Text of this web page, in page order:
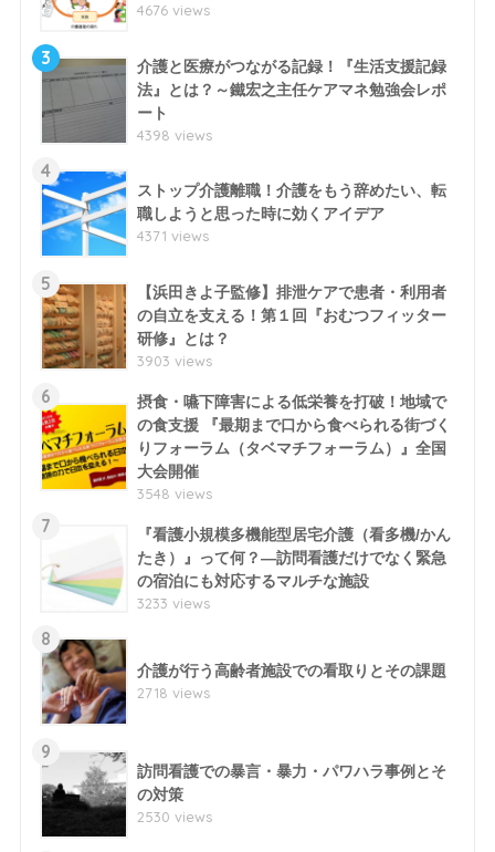
4676 views
3
介護と医療がつながる記録！『生活支援記録
法』とは？～鐵宏之主任ケアマネ勉強会レポ
ート
4398 views
4
ストップ介護離職！介護をもう辞めたい、転
職しようと思った時に効くアイデア
4371 views
5
【浜田きよ子監修】排泄ケアで患者・利用者
の自立を支える！第１回『おむつフィッター
研修』とは？
3903 views
6
摂食・嚥下障害による低栄養を打破！地域で
の食支援 『最期まで口から食べられる街づく
りフォーラム（タベマチフォーラム）』全国
大会開催
3548 views
7
『看護小規模多機能型居宅介護（看多機/かん
たき）』って何？―訪問看護だけでなく緊急
の宿泊にも対応するマルチな施設
3233 views
8
介護が行う高齢者施設での看取りとその課題
2718 views
9
訪問看護での暴言・暴力・パワハラ事例とそ
の対策
2530 views